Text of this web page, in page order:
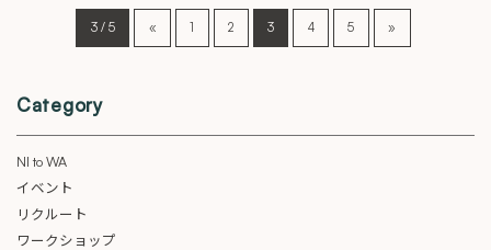
3 / 5 « 1 2 3 4 5 »
Category
NI to WA
イベント
リクルート
ワークショップ